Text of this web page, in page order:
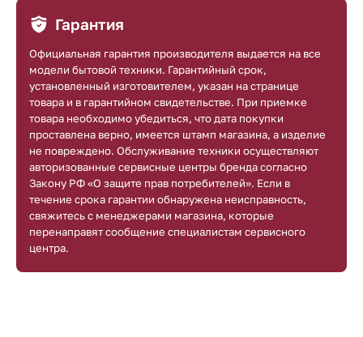
Гарантия
Официальная гарантия производителя выдается на все
модели бытовой техники. Гарантийный срок,
установленный изготовителем, указан на странице
товара и в гарантийном свидетельстве. При приемке
товара необходимо убедиться, что дата покупки
проставлена верно, имеется штамп магазина, а изделие
не повреждено. Обслуживание техники осуществляют
авторизованные сервисные центры бренда согласно
Закону РФ «О защите прав потребителей». Если в
течение срока гарантии обнаружена неисправность,
свяжитесь с менеджерами магазина, которые
перенаправят сообщение специалистам сервисного
центра.